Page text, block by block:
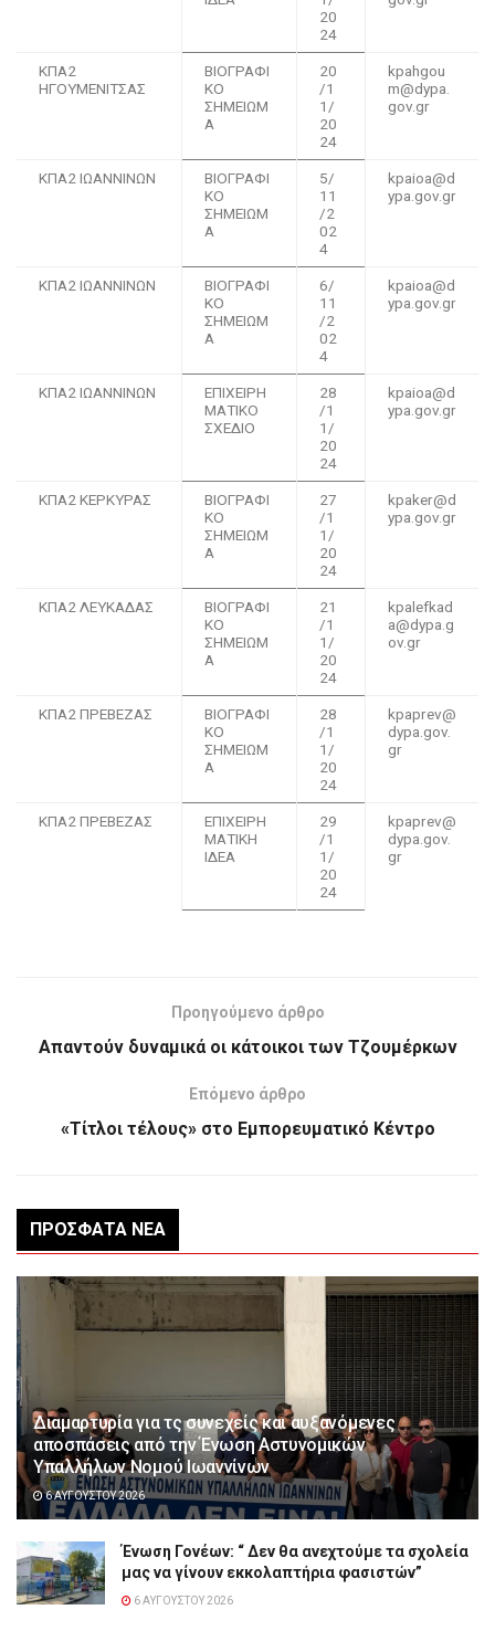
20
24
ΚΠΑ2
ΗΓΟΥΜΕΝΙΤΣΑΣ
ΒΙΟΓΡΑΦΙ
ΚΟ
ΣΗΜΕΙΩΜ
Α
20
/1
1/
20
24
kpahgou
m@dypa.
gov.gr
ΚΠΑ2 ΙΩΑΝΝΙΝΩΝ
ΒΙΟΓΡΑΦΙ
ΚΟ
ΣΗΜΕΙΩΜ
Α
5/
11
/2
02
4
kpaioa@d
ypa.gov.gr
ΚΠΑ2 ΙΩΑΝΝΙΝΩΝ
ΒΙΟΓΡΑΦΙ
ΚΟ
ΣΗΜΕΙΩΜ
Α
6/
11
/2
02
4
kpaioa@d
ypa.gov.gr
ΚΠΑ2 ΙΩΑΝΝΙΝΩΝ
ΕΠΙΧΕΙΡΗ
ΜΑΤΙΚΟ
ΣΧΕΔΙΟ
28
/1
1/
20
24
kpaioa@d
ypa.gov.gr
ΚΠΑ2 ΚΕΡΚΥΡΑΣ
ΒΙΟΓΡΑΦΙ
ΚΟ
ΣΗΜΕΙΩΜ
Α
27
/1
1/
20
24
kpaker@d
ypa.gov.gr
ΚΠΑ2 ΛΕΥΚΑΔΑΣ
ΒΙΟΓΡΑΦΙ
ΚΟ
ΣΗΜΕΙΩΜ
Α
21
/1
1/
20
24
kpalefkad
a@dypa.g
ov.gr
ΚΠΑ2 ΠΡΕΒΕΖΑΣ
ΒΙΟΓΡΑΦΙ
ΚΟ
ΣΗΜΕΙΩΜ
Α
28
/1
1/
20
24
kpaprev@
dypa.gov.
gr
ΚΠΑ2 ΠΡΕΒΕΖΑΣ
ΕΠΙΧΕΙΡΗ
ΜΑΤΙΚΗ
ΙΔΕΑ
29
/1
1/
20
24
kpaprev@
dypa.gov.
gr
Προηγούμενο άρθρο
Απαντούν δυναμικά οι κάτοικοι των Τζουμέρκων
Επόμενο άρθρο
«Τίτλοι τέλους» στο Εμπορευματικό Κέντρο
ΠΡΌΣΦΑΤΑ ΝΈΑ
Διαμαρτυρία για τς συνεχείς και αυξανόμενες
αποσπάσεις από την Ένωση Αστυνομικών
Υπαλλήλων Νομού Ιωαννίνων
6 ΑΥΓΟΎΣΤΟΥ 2026
Ένωση Γονέων: “ Δεν θα ανεχτούμε τα σχολεία
μας να γίνουν εκκολαπτήρια φασιστών”
6 ΑΥΓΟΎΣΤΟΥ 2026